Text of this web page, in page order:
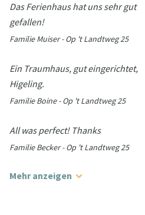
Das Ferienhaus hat uns sehr gut
gefallen!
Familie Muiser - Op 't Landtweg 25
Ein Traumhaus, gut eingerichtet,
Higeling.
Familie Boine - Op 't Landtweg 25
All was perfect! Thanks
Familie Becker - Op 't Landtweg 25
Mehr anzeigen